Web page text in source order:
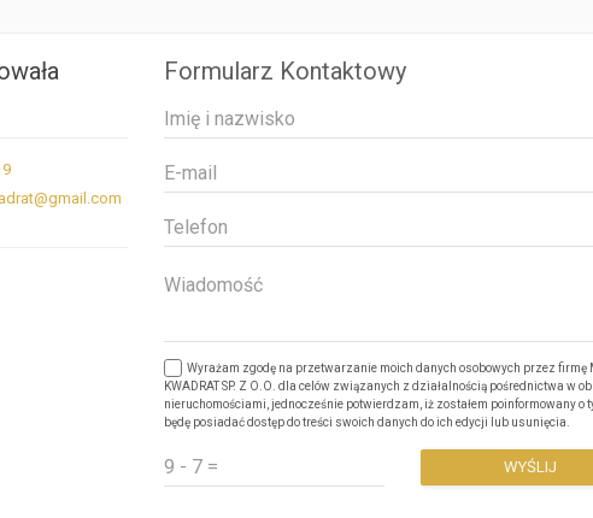
Formularz Kontaktowy
Wyrażam zgodę na przetwarzanie moich danych osobowych przez firmę
KWADRAT SP. Z O.O. dla celów związanych z działalnością pośrednictwa w
nieruchomościami, jednocześnie potwierdzam, iż zostałem poinformowany o
będę posiadać dostęp do treści swoich danych do ich edycji lub usunięcia.